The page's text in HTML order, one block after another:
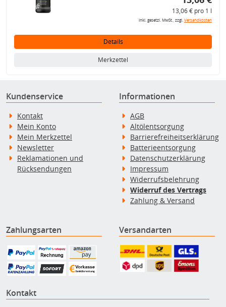
13,06 € pro 1 l
inkl. gesetzl. MwSt., zzgl.Versandkosten
Details
Merkzettel
Kundenservice
Kontakt
Mein Konto
Mein Merkzettel
Newsletter
Reklamationen und
Rücksendungen
Informationen
AGB
Altölentsorgung
Barrierefreiheitserklärung
Batterieentsorgung
Datenschutzerklärung
Impressum
Widerrufsbelehrung
Widerruf des Vertrags
Zahlung & Versand
Zahlungsarten Versandarten
Kontakt